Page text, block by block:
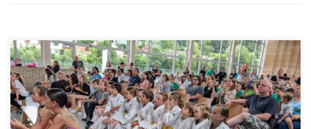
Zum ersten Mal fand dieses Jahr die TSGV-Sommerparty statt.
Aufgrund der schlechten Wetterprognose mussten wir die
Veranstaltung leider kurzfristig in die TSGV-Halle verlegen. Die